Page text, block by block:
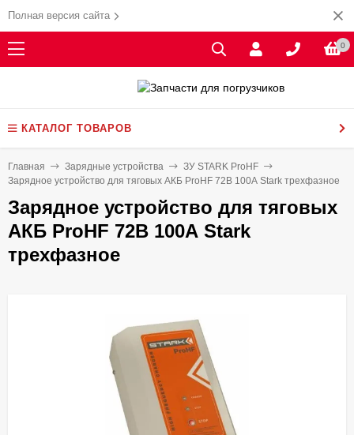
Полная версия сайта
0
КАТАЛОГ ТОВАРОВ
Главная Зарядные устройства
ЗУ STARK ProHF
Зарядное устройство для тяговых АКБ ProHF 72В 100А Stark трехфазное
Зарядное устройство для тяговых
АКБ ProHF 72В 100А Stark
трехфазное